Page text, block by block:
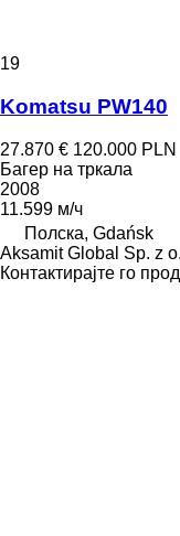
19
Komatsu PW140
27.870 € 120.000 PLN
Багер на тркала
2008
11.599 м/ч
Полска, Gdańsk
Aksamit Global Sp. z
Контактирајте го